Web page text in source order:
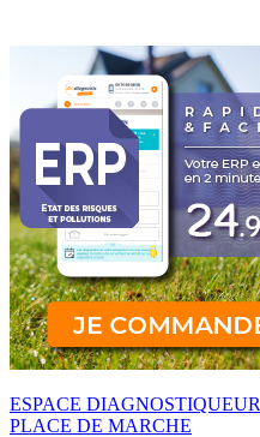
ESPACE DIAGNOSTIQUEUR
PLACE DE MARCHE